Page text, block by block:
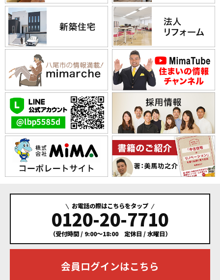
お電話の際はこちらをタップ
0120-20-7710
（受付時間 / 9:00～18:00 定休日 / 水曜日）
会員ログインはこちら